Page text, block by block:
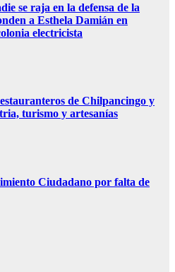
se raja en la defensa de la
a Esthela Damián en
electricista
de Chilpancingo y
turismo y artesanías
Ciudadano por falta de